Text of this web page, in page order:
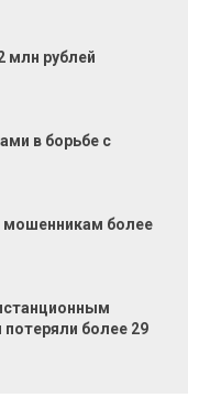
млн рублей
в борьбе с
мошенникам более
более 29